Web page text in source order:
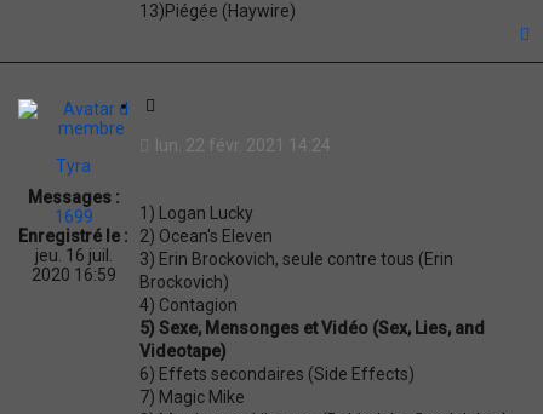
13)Piégée (Haywire)
Tyra
Messages :
1699
Enregistré le :
jeu. 16 juil.
2020 16:59
t
t
i
o
n
lun. 22 févr. 2021 14:24
1) Logan Lucky
2) Ocean's Eleven
3) Erin Brockovich, seule contre tous (Erin
Brockovich)
4) Contagion
5) Sexe, Mensonges et Vidéo (Sex, Lies, and
Videotape)
6) Effets secondaires (Side Effects)
7) Magic Mike